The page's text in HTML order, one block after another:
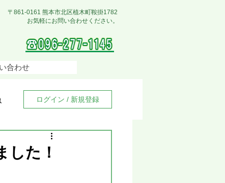
〒861-0161 熊本市北区植木町鞍掛1782
お気軽にお問い合わせください。
合わせ
ログイン / 新規登録
た！